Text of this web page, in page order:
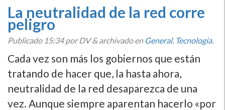
La neutralidad de la red corre
peligro
Publicado 15:34por DV&archivado en General, Tecnologí­a.
Cada vez son más los gobiernos que están
tratando de hacer que, la hasta ahora,
neutralidad de la red desaparezca de una
vez. Aunque siempre aparentan hacerlo «por